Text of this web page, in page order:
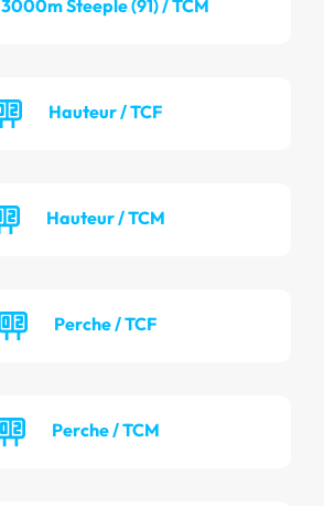
3000m Steeple (91) / TCM
Hauteur / TCF
Hauteur / TCM
Perche / TCF
Perche / TCM